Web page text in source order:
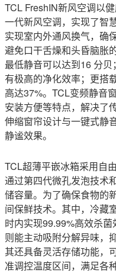
TCL FreshIN新风空调以
一代新风空调，实现了智
实现室内外通风换气，确
避免口干舌燥和头昏脑胀
最低静音可以达到16 分
有极高的净化效率；更搭
高达37%。TCL变频静音
安装方便等特点，解决了
伸缩窗帘设计与一键式静
静谧效果。
TCL超薄平嵌冰箱采用自
通过第四代微孔发泡技术
储容量。为了确保食物的
间保鲜技术。其中，冷藏
时内实现99.99%高效杀
则能主动吸附分解异味，
其还具备灵活存储功能，
准调控温度区间，满足各